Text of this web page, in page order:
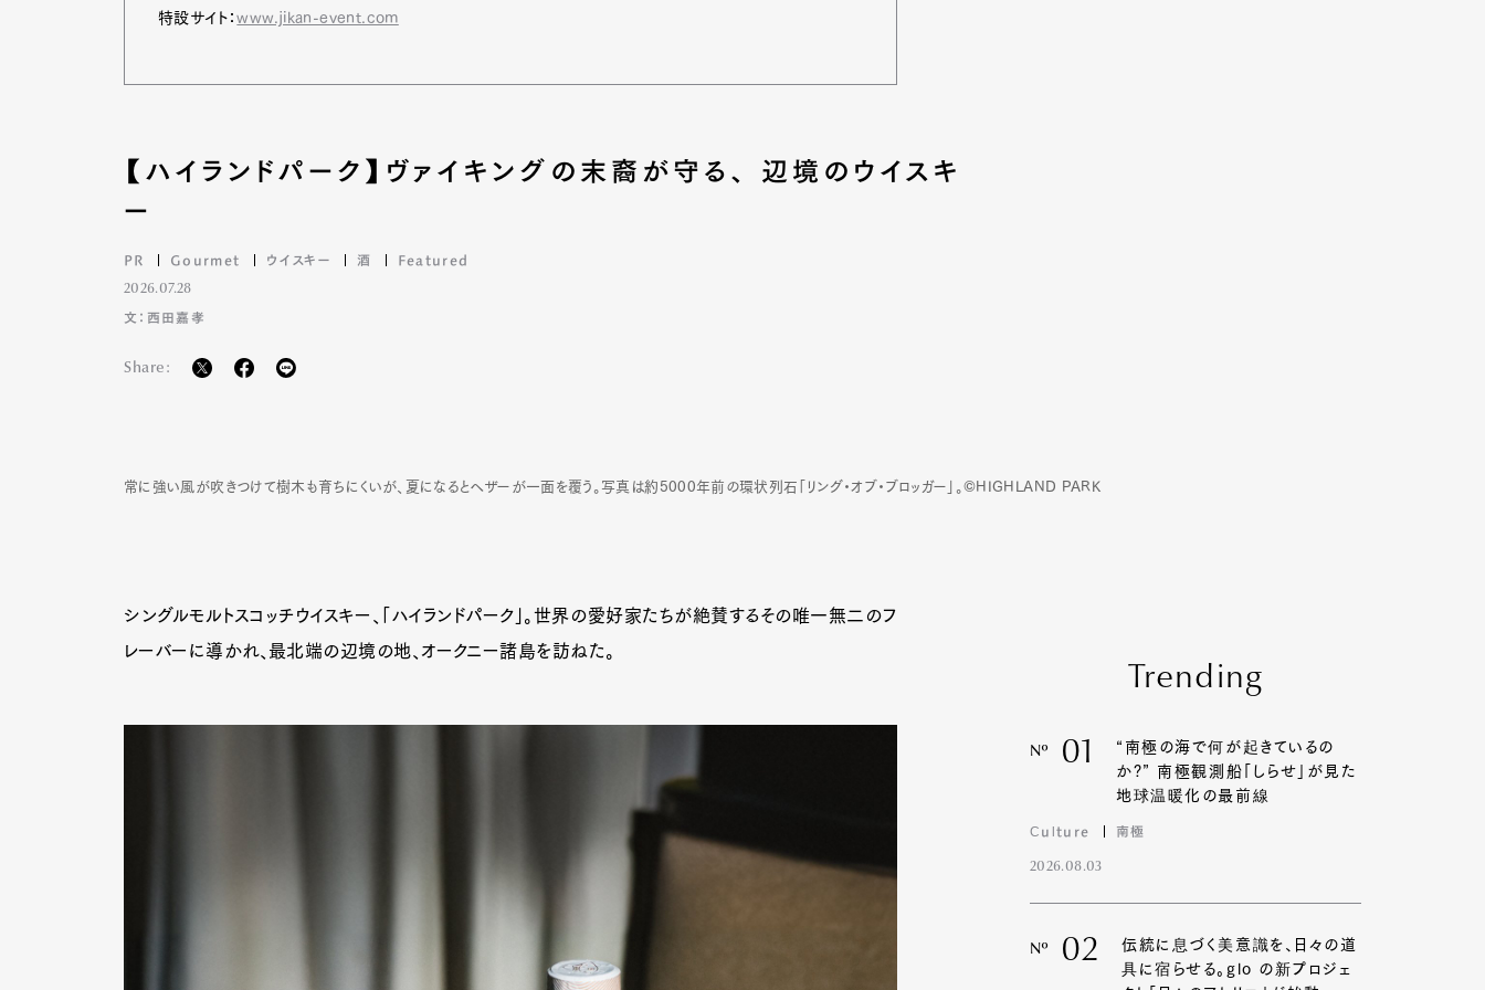
特設サイト：www.jikan-event.com
【ハイランドパーク】ヴァイキングの末裔が守る、 辺境のウイスキ
ー
PR Gourmet ウイスキー 酒 Featured
2026.07.28
文：西田嘉孝
Share:
常に強い風が吹きつけて樹木も育ちにくいが、夏になるとヘザーが一面を覆う。写真は約5000年前の環状列石「リング・オブ・ブロッガー」。©HIGHLAND PARK
シングルモルトスコッチウイスキー、「ハイランドパーク」。世界の愛好家たちが絶賛するその唯一無二のフ
レーバーに導かれ、最北端の辺境の地、オークニー諸島を訪ねた。
Trending
Nº 01
“南極の海で何が起きているの
か?” 南極観測船「しらせ」が見た
地球温暖化の最前線
Culture 南極
2026.08.03
Nº 02
伝統に息づく美意識を、日々の道
具に宿らせる。glo の新プロジェ